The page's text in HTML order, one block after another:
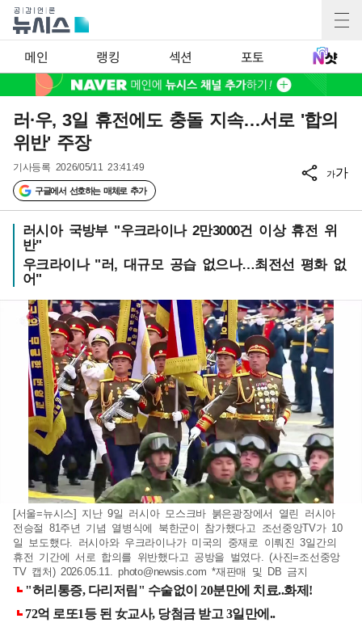
메인 랭킹 섹션 포토
러·우, 3일 휴전에도 충돌 지속…서로 '합의
위반' 주장
기사등록 2026/05/11 23:41:49
구글에서 선호하는 매체로 추가
가가
러시아 국방부 "우크라이나 2만3000건 이상 휴전 위
반"
우크라이나 "러, 대규모 공습 없으나…최전선 평화 없
어"
[서울=뉴시스] 지난 9일 러시아 모스크바 붉은광장에서 열린 러시아
전승절 81주년 기념 열병식에 북한군이 참가했다고 조선중앙TV가 10
일 보도했다. 러시아와 우크라이나가 미국의 중재로 이뤄진 3일간의
휴전 기간에 서로 합의를 위반했다고 공방을 벌였다. (사진=조선중앙
TV 캡처) 2026.05.11.photo@newsis.com *재판매 및 DB 금지